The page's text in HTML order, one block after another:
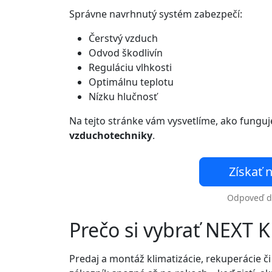
Správne navrhnutý systém zabezpečí:
Čerstvý vzduch
Odvod škodlivín
Reguláciu vlhkosti
Optimálnu teplotu
Nízku hlučnosť
Na tejto stránke vám vysvetlíme, ako
vzduchotechniky.
Získať
Odpoveď
Prečo si vybrať NEXT
Predaj a montáž klimatizácie, rekuperácie